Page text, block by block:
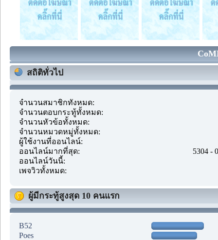
สถิติทั่วไป
จำนวนสมาชิกทั้งหมด:
จำนวนตอบกระทู้ทั้งหมด:
จำนวนหัวข้อทั้งหมด:
จำนวนหมวดหมู่ทั้งหมด:
ผู้ใช้งานที่ออนไลน์:
ออนไลน์มากที่สุด:
5304 -
ออนไลน์วันนี้:
เพจวิวทั้งหมด:
ผู้มีกระทู้สูงสุด 10 คนแรก
B52
Poes